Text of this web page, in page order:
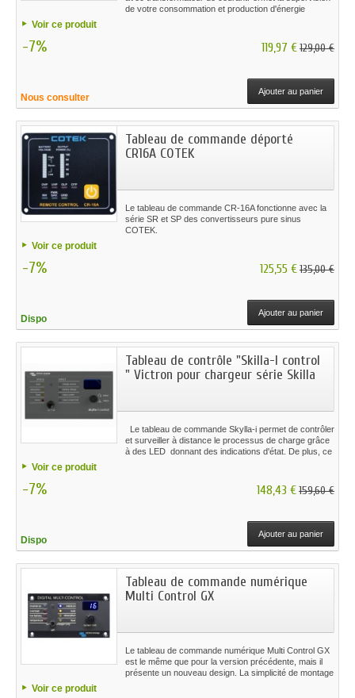
de votre consommation et production d'énergie
Voir ce produit
-7% 119,97 €129,00 €
Nous consulter
Ajouter au panier
Tableau de commande déporté
CR16A COTEK
Le tableau de commande CR-16A fonctionne avec la
série SR et SP des convertisseurs pure sinus
COTEK.
Voir ce produit
-7% 125,55 €135,00 €
Dispo
Ajouter au panier
Tableau de contrôle "Skilla-I control
" Victron pour chargeur série Skilla
Le tableau de commande Skylla-i permet de contrôler
et surveiller à distance le processus de charge grâce
à des LED donnant des indications d'état. De plus, ce
utilisée pour limiter le courant d'entrée et donc la
puissance prélevée depuis l'alimentation CA.
Voir ce produit
-7% 148,43 €159,60 €
Dispo
Ajouter au panier
Tableau de commande numérique
Multi Control GX
Le tableau de commande numérique Multi Control GX
est le même que pour la version précédente, mais il
présente un nouveau design. La simplicité de montage
Voir ce produit